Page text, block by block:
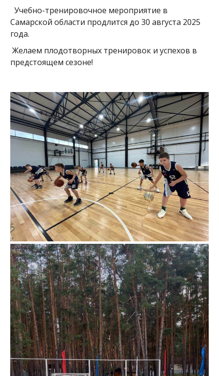
Учебно-тренировочное мероприятие в
Самарской области продлится до 30 августа 2025
года.
Желаем плодотворных тренировок и успехов в
предстоящем сезоне!